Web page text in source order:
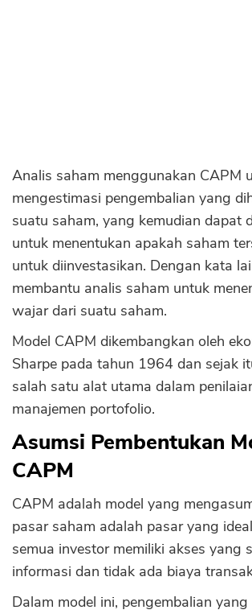
Analis saham menggunakan CAPM
mengestimasi pengembalian yang
suatu saham, yang kemudian dapat
untuk menentukan apakah saham
untuk diinvestasikan. Dengan kata
membantu analis saham untuk
wajar dari suatu saham.
Model CAPM dikembangkan oleh
Sharpe pada tahun 1964 dan sejak
salah satu alat utama dalam
manajemen portofolio.
Asumsi Pembentukan
CAPM
CAPM adalah model yang
pasar saham adalah pasar yang
semua investor memiliki akses yang
informasi dan tidak ada biaya
Dalam model ini, pengembalian